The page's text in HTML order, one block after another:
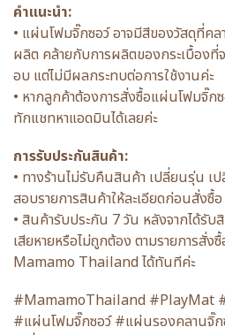
คำแนะนำ:
• แผ่นโฟมจิ๊กซอว์ อาจมีสีของวัสดุที่ค
ผลิต คล้ายกับการผลิตของกระเบื้องที่
อบ แต่ไม่มีผลกระทบต่อการใช้งานค่ะ
• หากลูกค้าต้องการสั่งซื้อแผ่นโฟมจิ๊ก
ทักแชทหาแอดมินได้เลยค่ะ
การรับประกันสินค้า:
• ทางร้านไม่รับคืนสินค้า เปลี่ยนรุ่น
สอบรายการสินค้าให้ละเอียดก่อนสั่งซื้อ
• สินค้ารับประกัน 7 วัน หลังจากได้รั
เสียหายหรือไม่ถูกต้อง ตามรายการสั่
Mamamo Thailand ได้ทันทีค่ะ
#MamamoThailand #PlayMat
#แผ่นโฟมจิ๊กซอว์ #แผ่นรองคลานจิ๊